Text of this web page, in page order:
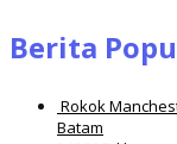
Berita
Rokok
Batam